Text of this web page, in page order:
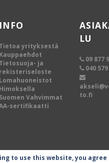
INFO
Tietoa yrityksestä
Kauppaehdot
Tietosuoja- ja
rekisteriseloste
Lomahuoneistot
Himoksella
Suomen Vahvimmat
sertifikaatti
LU
09 877
040
to.fi
to use this website, you